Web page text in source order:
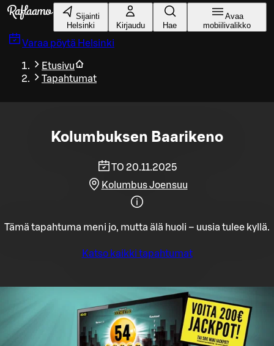
Siirry pääsisältöön
Sijainti
Helsinki
Kirjaudu Hae
Avaa
mobiilivalikko
Varaa pöytä Helsinki
Etusivu
Tapahtumat
Kolumbuksen Baarikeno
TO 20.11.2025
Kolumbus Joensuu
Tämä tapahtuma meni jo, mutta älä huoli – uusia tulee kyllä.
Katso kaikki tapahtumat